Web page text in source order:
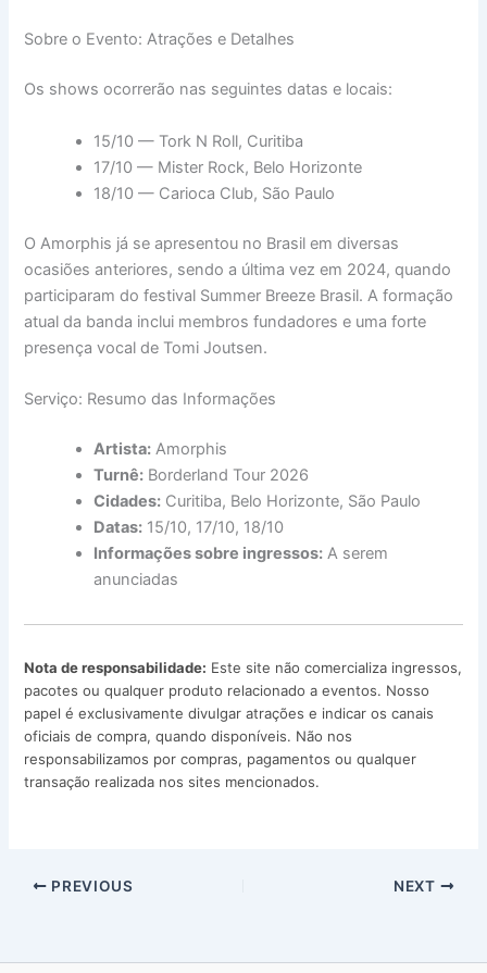
Sobre o Evento: Atrações e Detalhes
Os shows ocorrerão nas seguintes datas e locais:
15/10 — Tork N Roll, Curitiba
17/10 — Mister Rock, Belo Horizonte
18/10 — Carioca Club, São Paulo
O Amorphis já se apresentou no Brasil em diversas
ocasiões anteriores, sendo a última vez em 2024, quando
participaram do festival Summer Breeze Brasil. A formação
atual da banda inclui membros fundadores e uma forte
presença vocal de Tomi Joutsen.
Serviço: Resumo das Informações
Artista: Amorphis
Turnê: Borderland Tour 2026
Cidades: Curitiba, Belo Horizonte, São Paulo
Datas: 15/10, 17/10, 18/10
Informações sobre ingressos: A serem
anunciadas
Nota de responsabilidade: Este site não comercializa ingressos,
pacotes ou qualquer produto relacionado a eventos. Nosso
papel é exclusivamente divulgar atrações e indicar os canais
oficiais de compra, quando disponíveis. Não nos
responsabilizamos por compras, pagamentos ou qualquer
transação realizada nos sites mencionados.
PREVIOUS NEXT